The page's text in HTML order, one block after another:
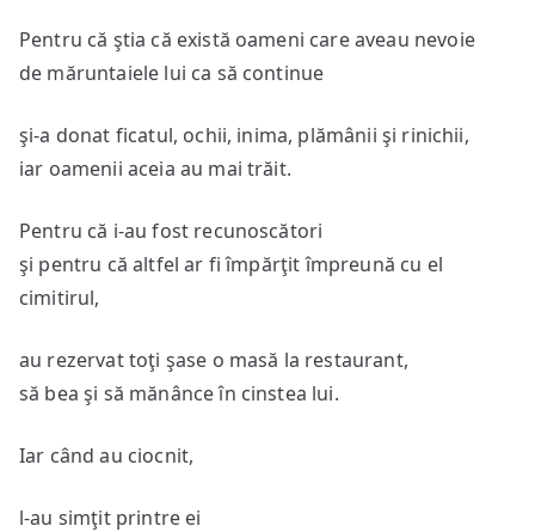
Pentru că ştia că există oameni care aveau nevoie
de măruntaiele lui ca să continue
şi-a donat ficatul, ochii, inima, plămânii şi rinichii,
iar oamenii aceia au mai trăit.
Pentru că i-au fost recunoscători
şi pentru că altfel ar fi împărţit împreună cu el
cimitirul,
au rezervat toţi şase o masă la restaurant,
să bea şi să mănânce în cinstea lui.
Iar când au ciocnit,
l-au simţit printre ei